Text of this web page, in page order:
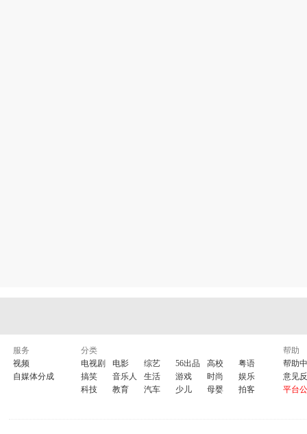
服务
视频
自媒体分成
分类
电视剧
电影 综艺 56出品 高校
粤语
搞笑
音乐人 生活 游戏 时尚
娱乐
科技
教育 汽车 少儿 母婴 拍客
帮助
帮助
意见
平台